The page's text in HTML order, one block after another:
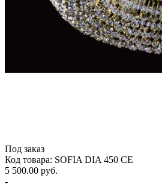
Под заказ
Код товара: SOFIA DIA 450 CE
5 500.00 руб.
-